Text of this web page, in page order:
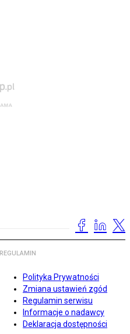
REGULAMIN
Polityka Prywatności
Zmiana ustawień zgód
Regulamin serwisu
Informacje o nadawcy
Deklaracja dostępności